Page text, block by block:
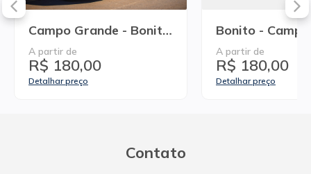
Campo Grande - Bonito Regular
A partir de
R$ 180,00
Detalhar preço
A partir de
R$ 180,00
Detalhar preço
Contato